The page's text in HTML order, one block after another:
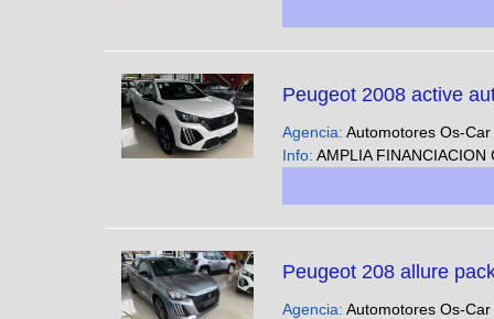
Peugeot 2008 active
Agencia: Automotores Os-Car
Info: AMPLIA FINANCIACION CUOTAS FIJAS EN PESOS SOLO CON DNI - Podes ver nuestra
Peugeot 208 allure
Agencia: Automotores Os-Car